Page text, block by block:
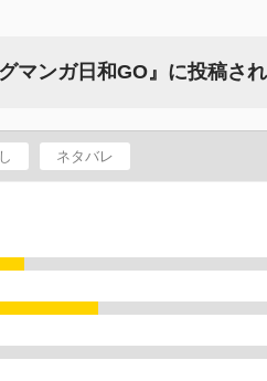
マンガ日和GO』に投稿さ
ネタバレ